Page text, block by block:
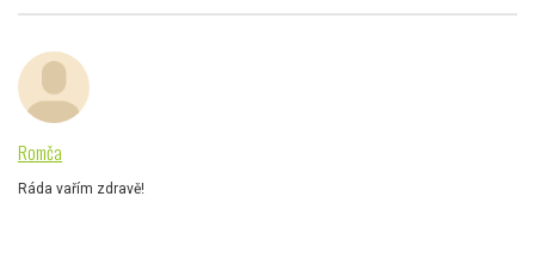
Romča
Ráda vařím zdravě!